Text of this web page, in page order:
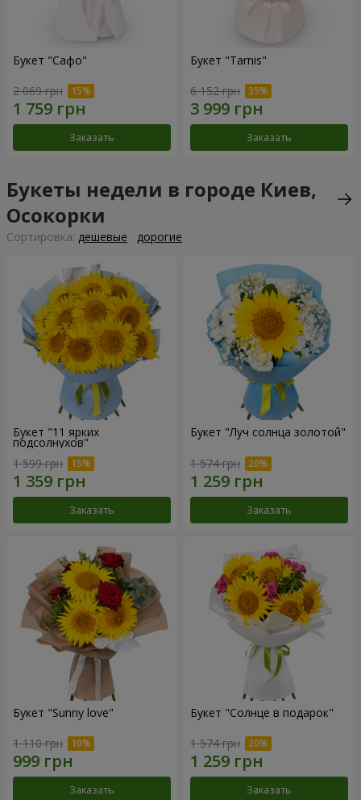
Букет "Сафо"
2 069 грн
Заказать
Букет "Tarnis"
6 152 грн
Заказать
Букеты недели в городе Киев,
Осокорки
Cортировка: дешевые дорогие
Букет "11 ярких
подсолнухов"
1 599 грн
Заказать
Букет "Луч солнца золотой"
1 574 грн
Заказать
Букет "Sunny love"
1 110 грн
Заказать
Букет "Солнце в подарок"
1 574 грн
Заказать